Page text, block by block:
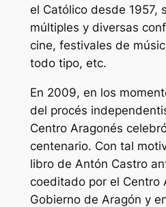
el Católico desde 1957,
múltiples y diversas
cine, festivales de
todo tipo, etc.
En 2009, en los
del procés
Centro Aragonés
centenario. Con tal
libro de Antón Castro
coeditado por el Centro
Gobierno de Aragón y